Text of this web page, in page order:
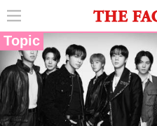
Topic